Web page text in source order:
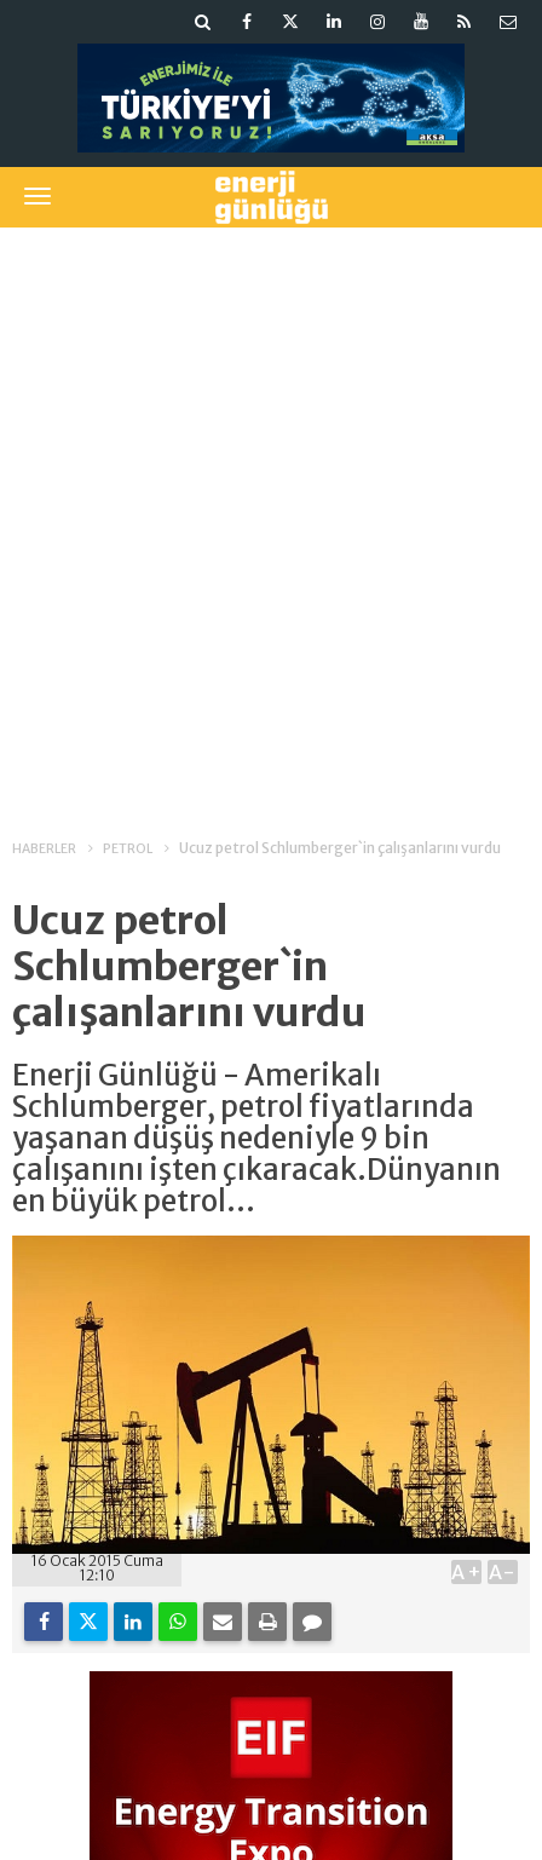
HABERLER PETROL Ucuz petrol Schlumberger`in çalışanlarını vurdu
Ucuz petrol
Schlumberger`in
çalışanlarını vurdu
Enerji Günlüğü - Amerikalı
Schlumberger, petrol fiyatlarında
yaşanan düşüş nedeniyle 9 bin
çalışanını işten çıkaracak.Dünyanın
en büyük petrol...
16 Ocak 2015 Cuma
12:10
A+ A-